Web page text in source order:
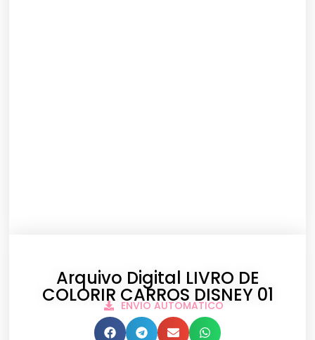
Arquivo Digital LIVRO DE
COLORIR CARROS DISNEY 01
ENVIO AUTOMATICO